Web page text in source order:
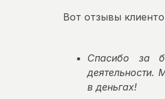
Вот отзывы
Спасибо за
деятельности.
в деньгах!